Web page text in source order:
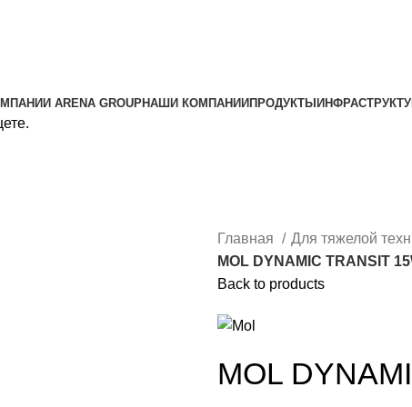
ARENA GROUPНАШИ КОМПАНИИ ПРОДУКТЫ
Главная
Для тяжелой
MOL DYNAMIC TRANSIT
Back to products
MOL